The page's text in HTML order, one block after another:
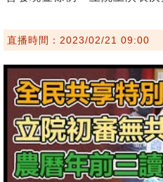
直播時間：2023/02/21 09:00